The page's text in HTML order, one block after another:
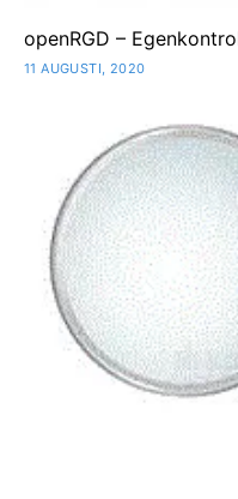
openRGD –
11 AUGUSTI, 2020